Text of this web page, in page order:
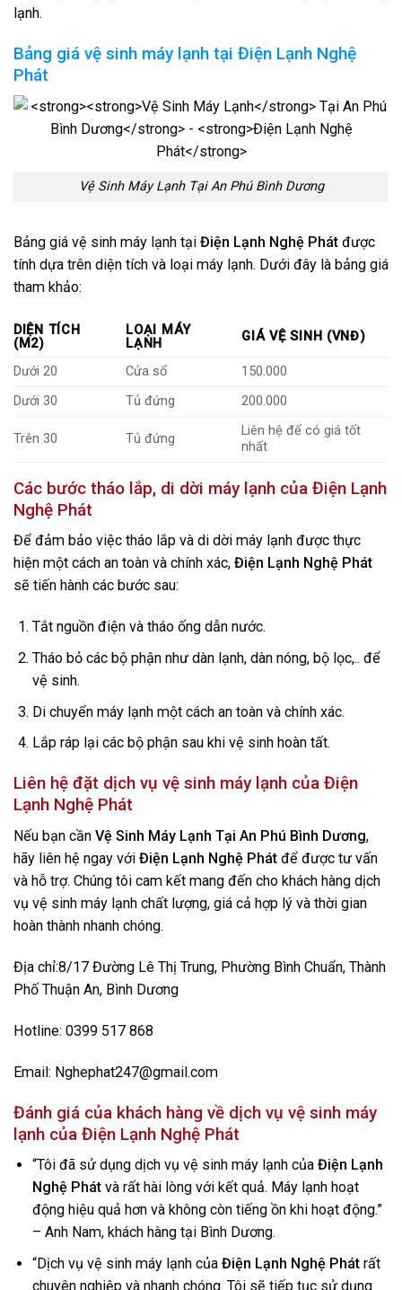
lạnh.
Bảng giá vệ sinh máy lạnh tại Điện Lạnh Nghệ
Phát
Vệ Sinh Máy Lạnh Tại An Phú Bình Dương
Bảng giá vệ sinh máy lạnh tại Điện Lạnh Nghệ Phát được
tính dựa trên diện tích và loại máy lạnh. Dưới đây là bảng giá
tham khảo:
DIỆN TÍCH
(M2)
LOẠI MÁY
LẠNH
GIÁ VỆ SINH (VNĐ)
Dưới 20 Cửa sổ
150.000
Dưới 30
Tủ đứng 200.000
Trên 30 Tủ đứng
Liên hệ để có giá tốt
nhất
Các bước tháo lắp, di dời máy lạnh của Điện Lạnh
Nghệ Phát
Để đảm bảo việc tháo lắp và di dời máy lạnh được thực
hiện một cách an toàn và chính xác, Điện Lạnh Nghệ Phát
sẽ tiến hành các bước sau:
Tắt nguồn điện và tháo ống dẫn nước.
Tháo bỏ các bộ phận như dàn lạnh, dàn nóng, bộ lọc,.. để
vệ sinh.
Di chuyển máy lạnh một cách an toàn và chính xác.
Lắp ráp lại các bộ phận sau khi vệ sinh hoàn tất.
Liên hệ đặt dịch vụ vệ sinh máy lạnh của Điện
Lạnh Nghệ Phát
Nếu bạn cần Vệ Sinh Máy Lạnh Tại An Phú Bình Dương,
hãy liên hệ ngay với Điện Lạnh Nghệ Phát để được tư vấn
và hỗ trợ. Chúng tôi cam kết mang đến cho khách hàng dịch
vụ vệ sinh máy lạnh chất lượng, giá cả hợp lý và thời gian
hoàn thành nhanh chóng.
Địa chỉ:8/17 Đường Lê Thị Trung, Phường Bình Chuẩn, Thành
Phố Thuận An, Bình Dương
Hotline: 0399 517 868
Email: Nghephat247@gmail.com
Đánh giá của khách hàng về dịch vụ vệ sinh máy
lạnh của Điện Lạnh Nghệ Phát
“Tôi đã sử dụng dịch vụ vệ sinh máy lạnh của Điện Lạnh
Nghệ Phát và rất hài lòng với kết quả. Máy lạnh hoạt
động hiệu quả hơn và không còn tiếng ồn khi hoạt động.”
– Anh Nam, khách hàng tại Bình Dương.
“Dịch vụ vệ sinh máy lạnh của Điện Lạnh Nghệ Phát rất
chuyên nghiệp và nhanh chóng. Tôi sẽ tiếp tục sử dụng